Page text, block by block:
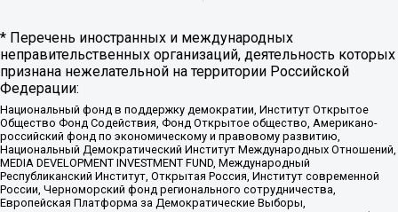
* Перечень иностранных и международных
неправительственных организаций, деятельность которых
признана нежелательной на территории Российской
Федерации:
Национальный фонд в поддержку демократии, Институт Открытое
Общество Фонд Содействия, Фонд Открытое общество, Американо-
российский фонд по экономическому и правовому развитию,
Национальный Демократический Институт Международных Отношений,
MEDIA DEVELOPMENT INVESTMENT FUND, Международный
Республиканский Институт, Открытая Россия, Институт современной
России, Черноморский фонд регионального сотрудничества,
Европейская Платформа за Демократические Выборы,